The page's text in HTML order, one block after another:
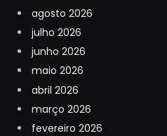
agosto 2026
julho 2026
junho 2026
maio 2026
abril 2026
março 2026
fevereiro 2026